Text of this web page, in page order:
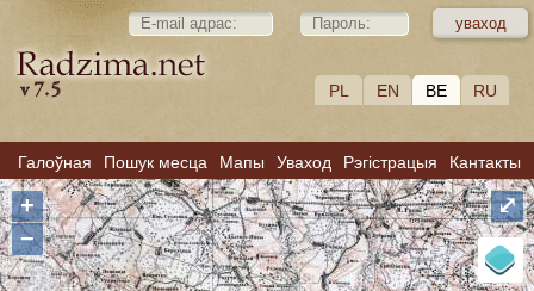
PL EN BE RU
Галоўная Пошук месца Мапы Уваход Рэгістрацыя Кантакты
+
−
⤢